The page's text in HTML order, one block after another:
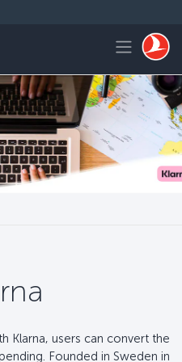
Toggle navigation
Klarna, users can convert the
Founded in Sweden in